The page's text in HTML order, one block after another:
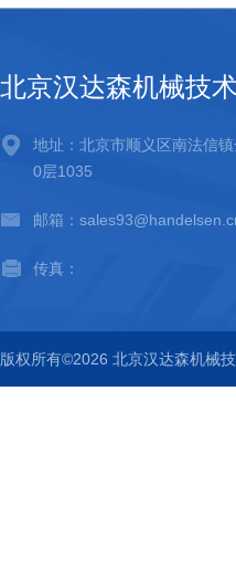
北京汉达森机械技
地址：北京市顺义区南法信
0层1035
邮箱：
传真：
版权所有©2026 北京汉达森机械